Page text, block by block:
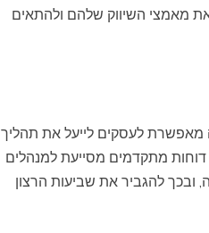
מאמצי השיווק שלהם ולהתאים
מאפשרת לעסקים לייעל את תהליך
מתקדמים מסייעת למנהלים
להגביר את שביעות הרצון